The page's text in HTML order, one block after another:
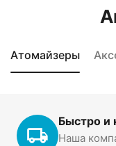
Атомайзеры
Быстро и
Наша